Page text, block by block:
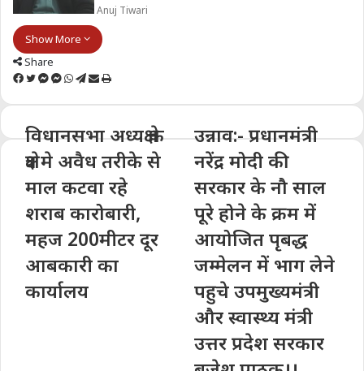
Anuj Tiwari
Show More
Share
Facebook
Twitter
Messenger
Messenger
WhatsApp
Telegram
Share
Print
विधानसभा अध्यक्ष के
क्षेत्र मे अवैध तरीके से
माल कटवा रहे
शराब कारोबारी,
महज 200मीटर दूर
आबकारी का
कार्यालय
उन्नाव:- प्रधानमंत्री
नरेंद्र मोदी की
सरकार के नौ साल
पूरे होने के क्रम में
आयोजित पृबद्ध
जम्मेलन में भाग लेने
पहुचे उपमुख्यमंत्री
और स्वास्थ्य मंत्री
उत्तर प्रदेश सरकार